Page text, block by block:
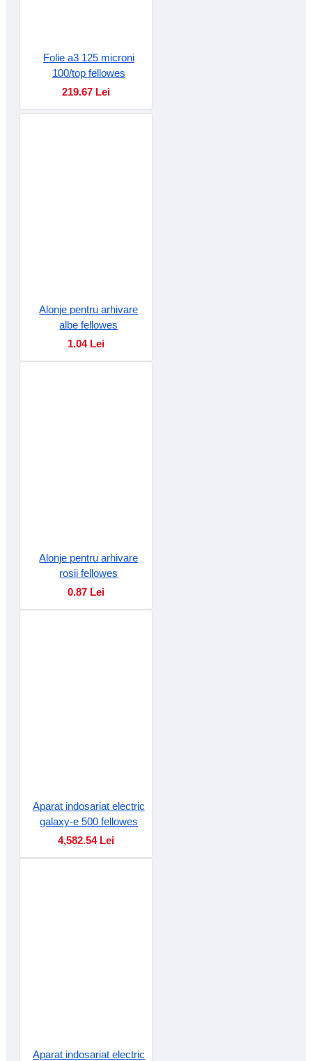
Folie a3 125 microni
100/top fellowes
219.67 Lei
Alonje pentru arhivare
albe fellowes
1.04 Lei
Alonje pentru arhivare
rosii fellowes
0.87 Lei
Aparat indosariat electric
galaxy-e 500 fellowes
4,582.54 Lei
Aparat indosariat electric